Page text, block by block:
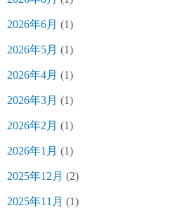
2026年6月 (1)
2026年5月 (1)
2026年4月 (1)
2026年3月 (1)
2026年2月 (1)
2026年1月 (1)
2025年12月 (2)
2025年11月 (1)